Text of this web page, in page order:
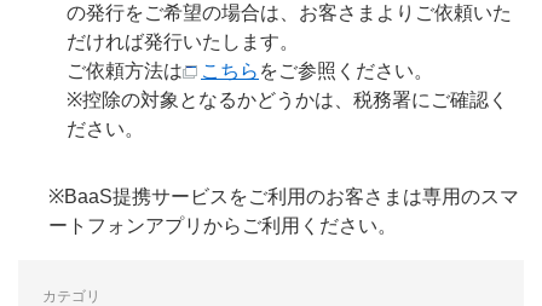
の発行をご希望の場合は、お客さまよりご依頼いた
だければ発行いたします。
ご依頼方法は
こちら をご参照ください。
※控除の対象となるかどうかは、税務署にご確認く
ださい。
※BaaS提携サービスをご利用のお客さまは専用のスマ
ートフォンアプリからご利用ください。
カテゴリ